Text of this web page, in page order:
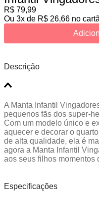
R$ 79,99
Ou 3x de R$ 26,66 no
Descrição
A Manta Infantil
pequenos fãs dos super-
Com um modelo único e
aquecer e decorar o
de alta qualidade, ela é
agora a Manta Infantil
aos seus filhos momentos
Especificações